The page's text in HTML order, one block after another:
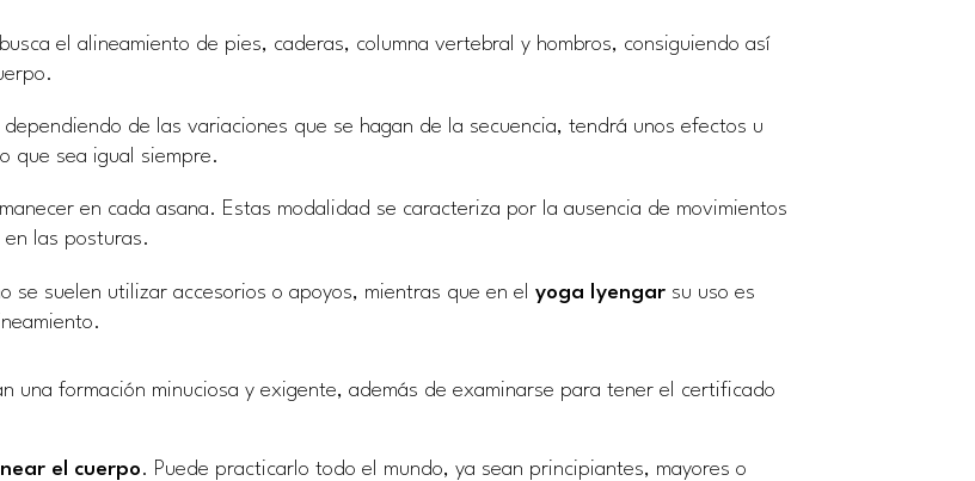
el alineamiento de pies, caderas, columna vertebral y hombros, consiguiendo así
dependiendo de las variaciones que se hagan de la secuencia, tendrá unos efectos u
que sea igual siempre.
en cada asana. Estas modalidad se caracteriza por la ausencia de movimientos
las posturas.
se suelen utilizar accesorios o apoyos, mientras que en el yoga Iyengarsu uso es
una formación minuciosa y exigente, además de examinarse para tener el certificado
el cuerpo. Puede practicarlo todo el mundo, ya sean principiantes, mayores o